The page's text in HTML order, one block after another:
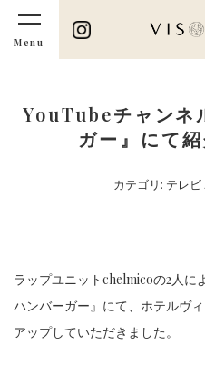
Menu
YouTubeチャンネ
ガー』にて
カテゴリ: テレビ
ラップユニットchelmicoの2人に
ハンバーガー』にて、ホテルヴ
アップしていただきました。